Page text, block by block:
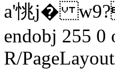
a'恌j�
endobj 255 0
R/